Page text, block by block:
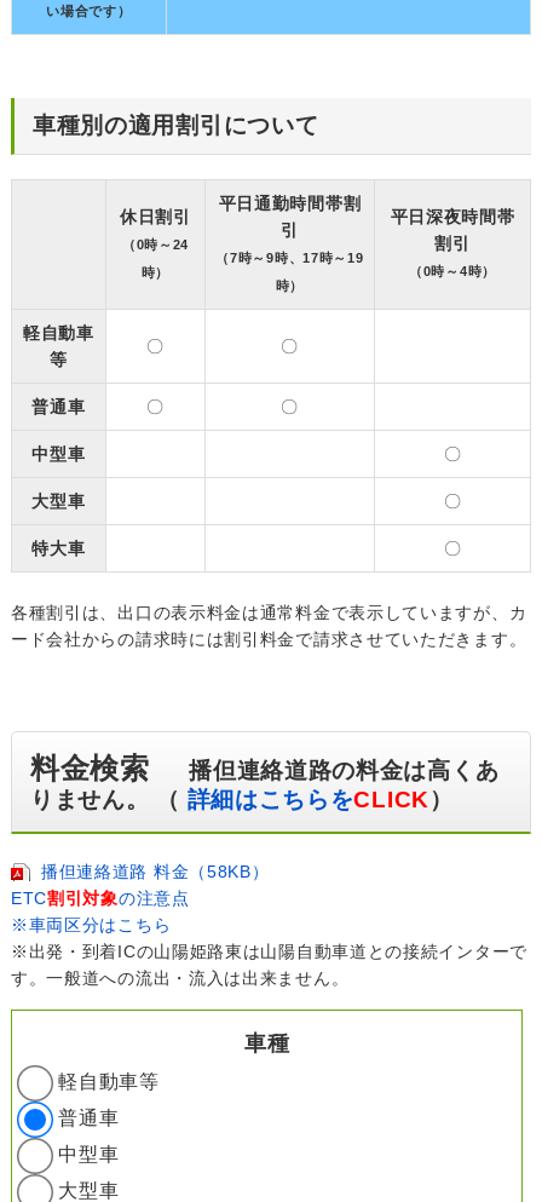
い場合です）
車種別の適用割引について
休日割引
（0時～24
時）
平日通勤時間帯割
引
（7時～9時、17時～19
時）
平日深夜時間帯
割引
（0時～4時）
軽自動車
等
〇 〇
普通車 〇 〇
中型車 〇
大型車 〇
特大車 〇
各種割引は、出口の表示料金は通常料金で表示していますが、カ
ード会社からの請求時には割引料金で請求させていただきます。
料金検索播但連絡道路の料金は高くあ
りません。 （ 詳細はこちらをCLICK ）
播但連絡道路 料金（58KB）
ETC割引対象の注意点
※車両区分はこちら
※出発・到着ICの山陽姫路東は山陽自動車道との接続インターで
す。一般道への流出・流入は出来ません。
車種
軽自動車等
普通車
中型車
大型車